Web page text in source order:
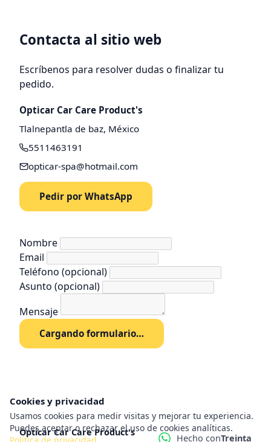
Contacta al sitio web
Escríbenos para resolver dudas o finalizar tu
pedido.
Opticar Car Care Product's
Tlalnepantla de baz, México
5511463191
opticar-spa@hotmail.com
Pedir por WhatsApp
Nombre
Email
Teléfono (opcional)
Asunto (opcional)
Mensaje
Cargando formulario…
Opticar Car Care Product's
Hecho conTreinta
Cookies y privacidad
Usamos cookies para medir visitas y mejorar tu experiencia.
Puedes aceptar o rechazar el uso de cookies analíticas.